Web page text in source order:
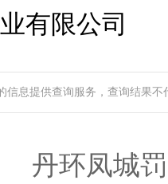
有限公司
信息提供查询服务，查询结果
丹环凤城